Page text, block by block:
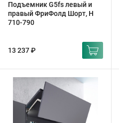
Подъемник G5fs левый и
правый ФриФолд Шорт, H
710-790
13 237 ₽